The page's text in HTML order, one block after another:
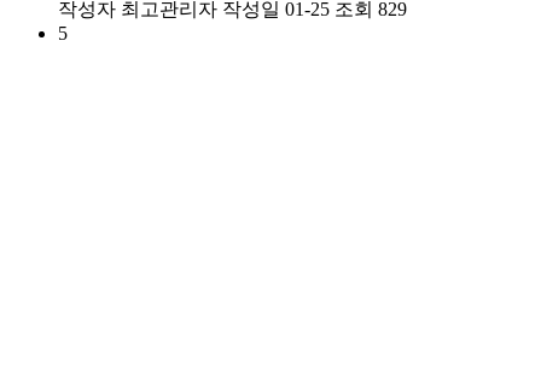
작성자 최고관리자 작성일 01-25 조회 829
5